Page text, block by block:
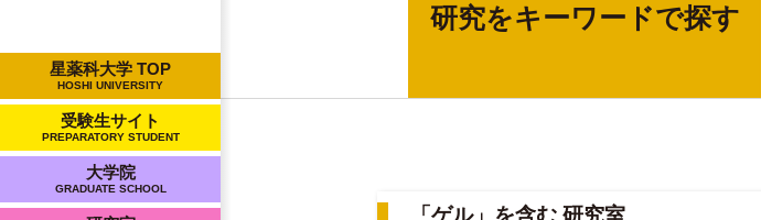
星薬科大学 TOP
HOSHI UNIVERSITY
受験生サイト
PREPARATORY STUDENT
大学院
GRADUATE SCHOOL
研究をキーワードで探す
「ゲル」を含む 研究室